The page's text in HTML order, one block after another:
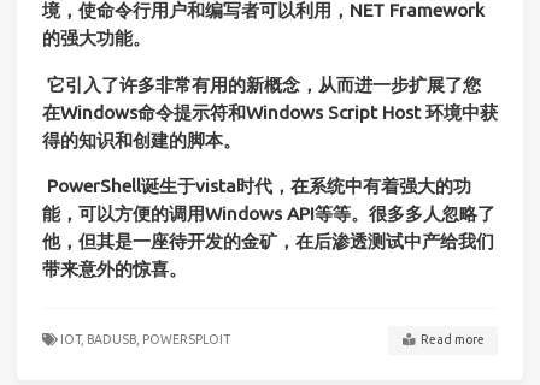
境，使命令行用户和编写者可以利用，NET Framework
的强大功能。
它引入了许多非常有用的新概念，从而进一步扩展了您
在Windows命令提示符和Windows Script Host 环境中获
得的知识和创建的脚本。
PowerShell诞生于vista时代，在系统中有着强大的功
能，可以方便的调用Windows API等等。很多多人忽略了
他，但其是一座待开发的金矿，在后渗透测试中产给我们
带来意外的惊喜。
IOT, BADUSB, POWERSPLOIT Read more